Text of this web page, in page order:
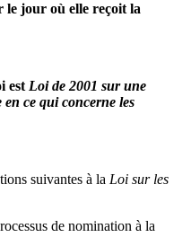
le jour où elle reçoit la
est Loi de 2001 sur une
ce qui concerne les
suivantes à la Loi sur les
de nomination à la